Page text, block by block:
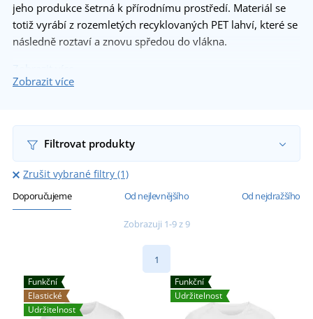
jeho produkce šetrná k přírodnímu prostředí. Materiál se
totiž vyrábí z rozemletých recyklovaných PET lahví, které se
následně roztaví a znovu spředou do vlákna.
Zobrazit více
Filtrovat produkty
Zrušit vybrané filtry (1)
Doporučujeme Od nejlevnějšího Od nejdražšího
Zobrazuji 1-9 z 9
1
Funkční
Elastické
Udržitelnost
Funkční
Udržitelnost